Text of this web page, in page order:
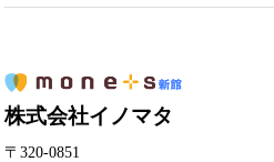
株式会社イノマタ
〒320-0851